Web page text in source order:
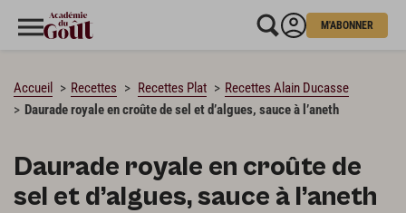
M'ABONNER
Accueil Recettes Recettes Plat
Recettes Alain Ducasse
Daurade royale en croûte de sel et d’algues, sauce à l’aneth
Daurade royale en croûte de
sel et d’algues, sauce à l’aneth
CHARGEMENT…